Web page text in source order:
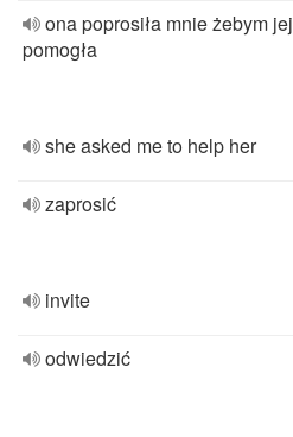
ona poprosiła mnie żebym jej
pomogła
she asked me to help her
zaprosić
invite
odwiedzić